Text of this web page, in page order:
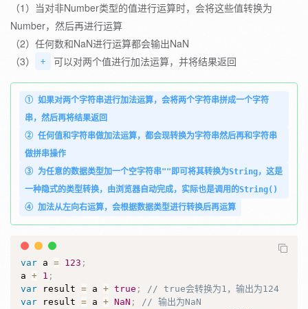
（1）当对非Number类型的值进行运算时，会将这些值转换为
Number，然后再进行运算
（2）任何数和NaN进行运算都会输出NaN
（3）
+ 可以对两个值进行加法运算，并将结果返回
① 如果对两个字符串进行加法运算，会将两个字符串拼成一个字符
串，然后再将结果返回
② 任何值和字符串做加法运算，都会现转换为字符串然后再和字符串
做拼串操作
③ 为任意的数据类型加一个空字符串""即可将其转换为String，这是
一种隐式的类型转换，由浏览器自动完成，实际也是调用的String()
④ 加法从左向右运算，会根据数据类型进行转换后再运算
var a = 123 ;
a + 1 ;
var result = a + true ;
// true会转换为1，输出为124
var result = a + NaN ;
// 输出为NaN